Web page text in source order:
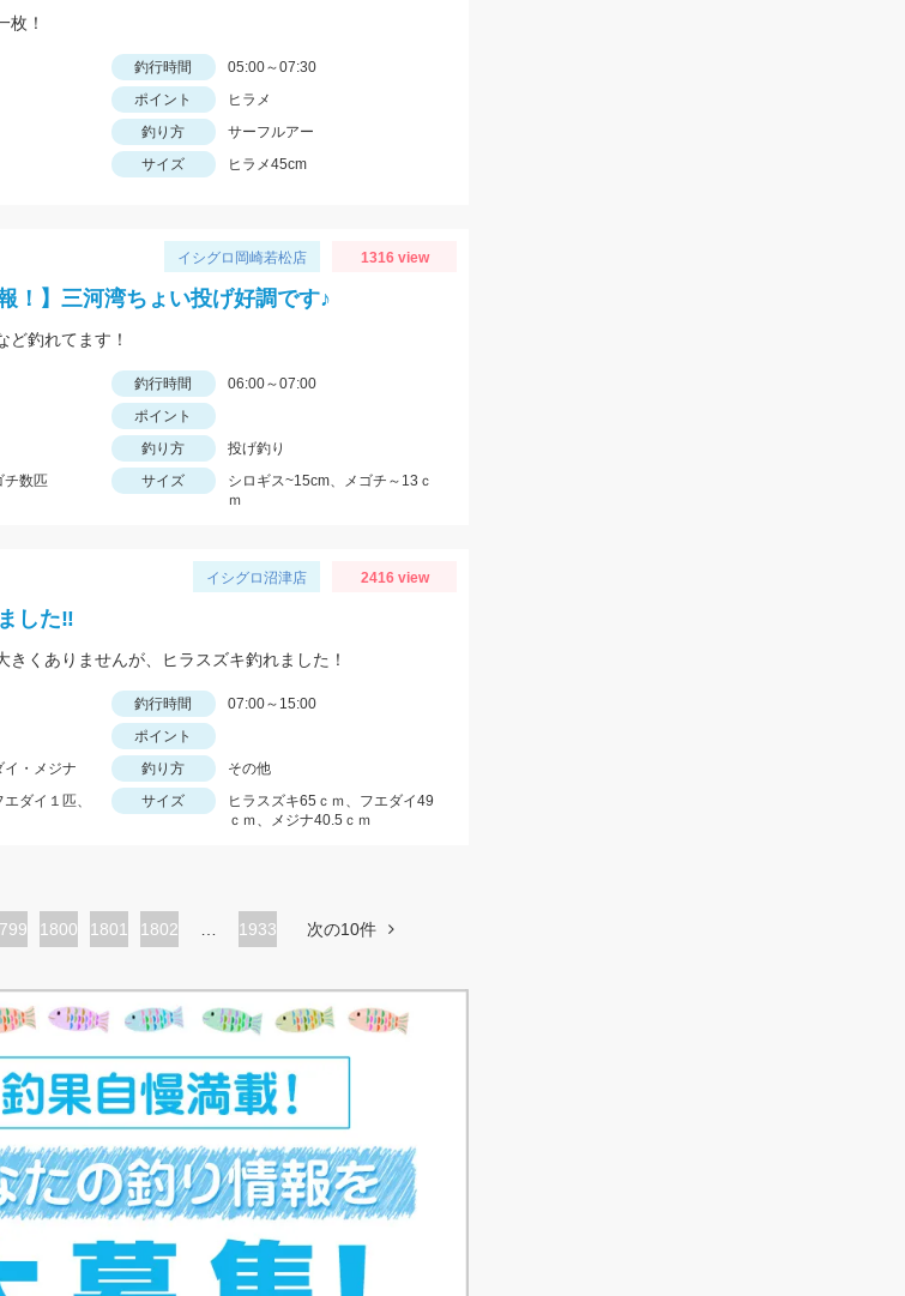
枚！
釣行時間
05:00～07:30
ポイント
ヒラメ
釣り方
サーフルアー
サイズ ヒラメ45cm
イシグロ岡崎若松店 1316 view
！】三河湾ちょい投げ好調です♪
ど釣れてます！
釣行時間
06:00～07:00
ポイント
釣り方
投げ釣り
チ数匹 サイズ
シロギス~15cm、メゴチ～13ｃ
ｍ
イシグロ沼津店 2416 view
した‼
くありませんが、ヒラスズキ釣れました！
釣行時間
07:00～15:00
ポイント
イ・メジナ 釣り方
その他
ダイ１匹、
サイズ
ヒラスズキ65ｃｍ、フエダイ49
ｃｍ、メジナ40.5ｃｍ
ペ
1800
ペ
1801
ペ
1802 1933 次の10件